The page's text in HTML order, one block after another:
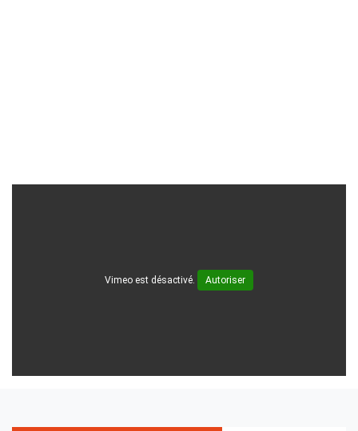
Vimeo est désactivé. Autoriser